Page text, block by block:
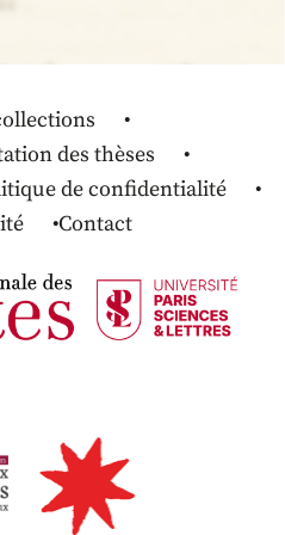
des thèses
de confidentialité
Contact